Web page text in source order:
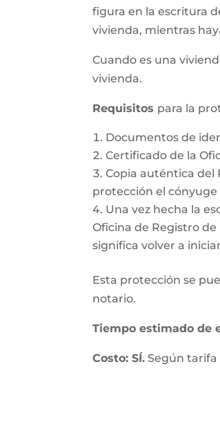
figura en la escritura
vivienda, mientras
Cuando es una
vivienda.
Requisitos para la
Documentos de
Certificado de la
Copia auténtica del
protección el
Una vez hecha la
Oficina de Registro
significa volver a
Esta protección se
notario.
Tiempo estimado de
Costo: SÍ. Según tarifa